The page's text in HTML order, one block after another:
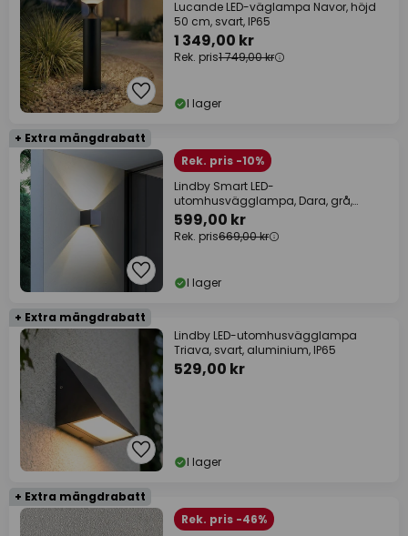
Lucande LED-väglampa Navor, höjd
50 cm, svart, IP65
1 349,00 kr
Rek. pris1 749,00 kr
I lager
+ Extra mängdrabatt
Rek. pris -10%
Lindby Smart LED-
utomhusvägglampa, Dara, grå,
kantig, CCT RGB, Tuya
599,00 kr
Rek. pris669,00 kr
I lager
+ Extra mängdrabatt
Lindby LED-utomhusvägglampa
Triava, svart, aluminium, IP65
529,00 kr
I lager
+ Extra mängdrabatt
Rek. pris -46%